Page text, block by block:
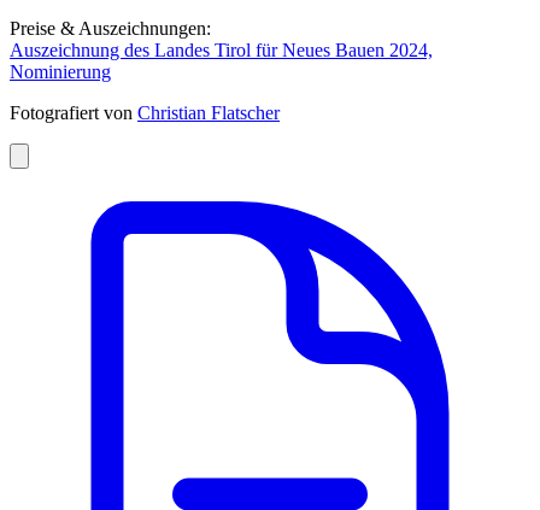
Preise & Auszeichnungen:
Auszeichnung des Landes Tirol für Neues Bauen 2024,
Nominierung
Fotografiert von Christian Flatscher